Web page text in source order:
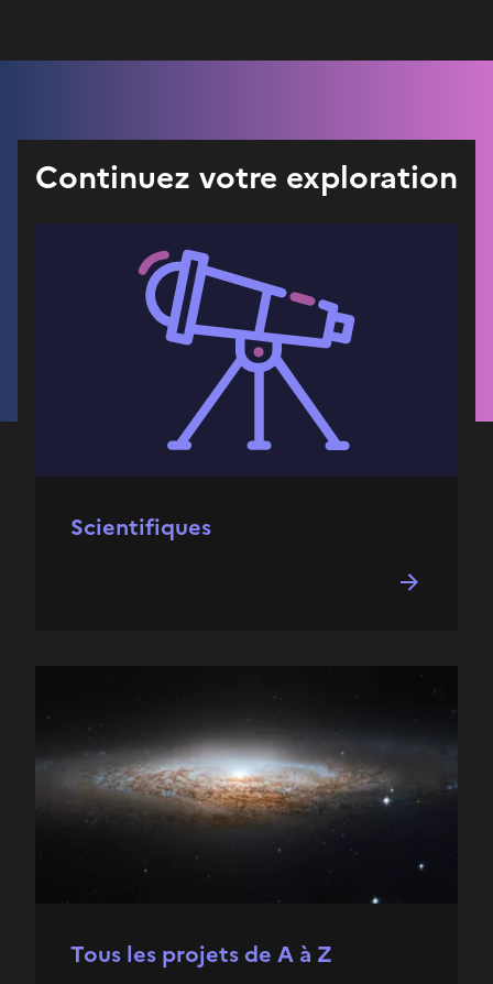
Continuez votre exploration
Scientifiques
Tous les projets de A à Z